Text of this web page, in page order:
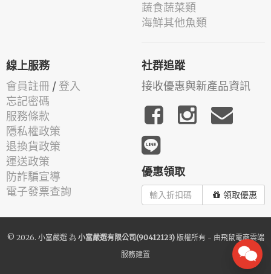
蔬食蔬菜類
海鮮其他魚類
線上服務
會員註冊 / 登入
忘記密碼
服務條款
隱私權政策
退換貨政策
運送政策
防詐騙宣導
電子發票查詢
社群追蹤
接收優惠與新產品資訊
優惠領取
領取優惠
© 2026. 小富嚴選為 小富嚴選有限公司(90412123)版權所有 - 由飛鼠電商雲端
服務建置